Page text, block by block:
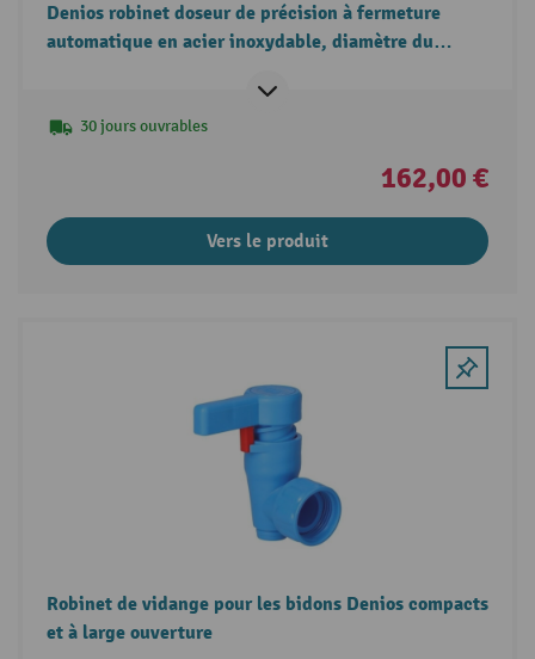
Denios robinet doseur de précision à fermeture
automatique en acier inoxydable, diamètre du
30 jours ouvrables
162,00 €
Vers le produit
Robinet de vidange pour les bidons Denios compacts
et à large ouverture